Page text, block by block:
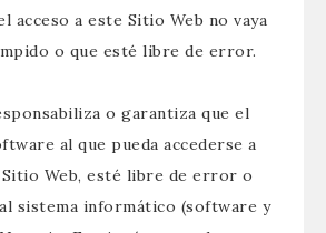
acceso a este Sitio Web no vaya
o que esté libre de error.
o garantiza que el
al que pueda accederse a
Web, esté libre de error o
sistema informático (software y